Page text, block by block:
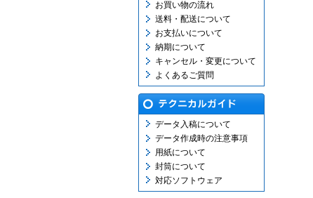
お買い物の流れ
送料・配送について
お支払いについて
納期について
キャンセル・変更について
よくあるご質問
データ入稿について
データ作成時の注意事項
用紙について
封筒について
対応ソフトウェア